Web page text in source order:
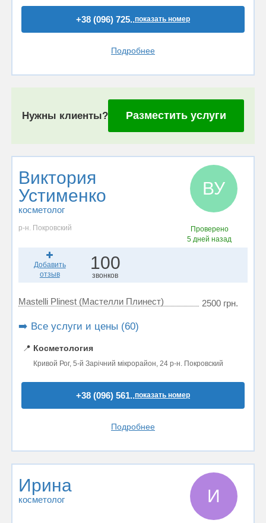
+38 (096) 725..показать номер
Подробнее
Нужны клиенты? Разместить услуги
Виктория
Устименко
косметолог
ВУ
р-н. Покровский
Проверено
5 дней назад
Добавить
отзыв
100
звонков
Mastelli Plinest (Мастелли Плинест) 2500 грн.
➡️ Все услуги и цены (60)
📍 Косметология
Кривой Рог, 5-й Зарічний мікрорайон, 24 р-н. Покровский
+38 (096) 561..показать номер
Подробнее
Ирина
косметолог И